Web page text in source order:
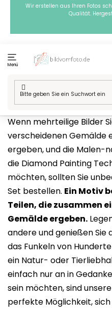
springen
Wir erstellen aus Ihren Fotos
Qualität.
Menü
Startseite
Mehrteilige Motive
Wenn mehrteilige Bilder
verscheidenen Gemälde
ergeben, und die Malen-
die Diamond Painting
möchten, sollten Sie
Set bestellen. Ein Motiv
Teilen, die zusammen
Gemälde ergeben.
andere und genießen Sie
das Funkeln von
ein Natur- oder
einfach nur an in
sein möchten, sind
perfekte Möglichkeit,